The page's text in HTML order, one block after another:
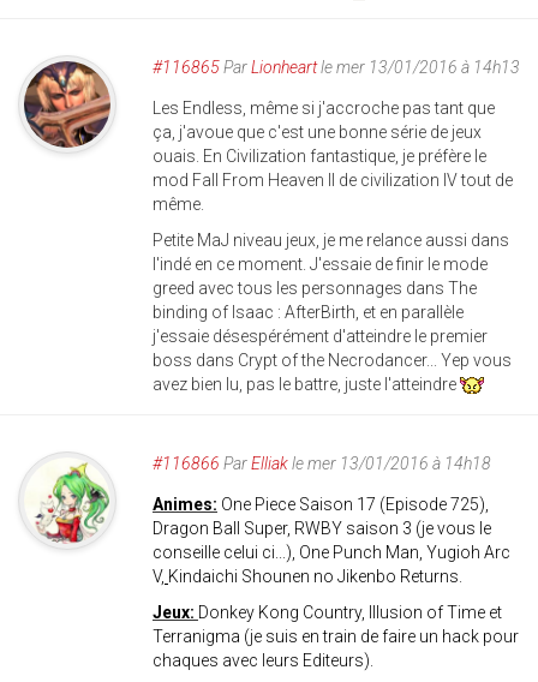
#116865ParLionheartle mer 13/01/2016 à 14h13
Les Endless, même si j'accroche pas tant que
ça, j'avoue que c'est une bonne série de jeux
ouais. En Civilization fantastique, je préfère le
mod Fall From Heaven II de civilization IV tout de
même.
Petite MaJ niveau jeux, je me relance aussi dans
l'indé en ce moment. J'essaie de finir le mode
greed avec tous les personnages dans The
binding of Isaac : AfterBirth, et en parallèle
j'essaie désespérément d'atteindre le premier
boss dans Crypt of the Necrodancer... Yep vous
avez bien lu, pas le battre, juste l'atteindre
#116866 ParElliakle mer 13/01/2016 à 14h18
Animes: One Piece Saison 17 (Episode 725),
Dragon Ball Super, RWBY saison 3 (je vous le
conseille celui ci...), One Punch Man, Yugioh Arc
V, Kindaichi Shounen no Jikenbo Returns.
Jeux: Donkey Kong Country, Illusion of Time et
Terranigma (je suis en train de faire un hack pour
chaques avec leurs Editeurs).